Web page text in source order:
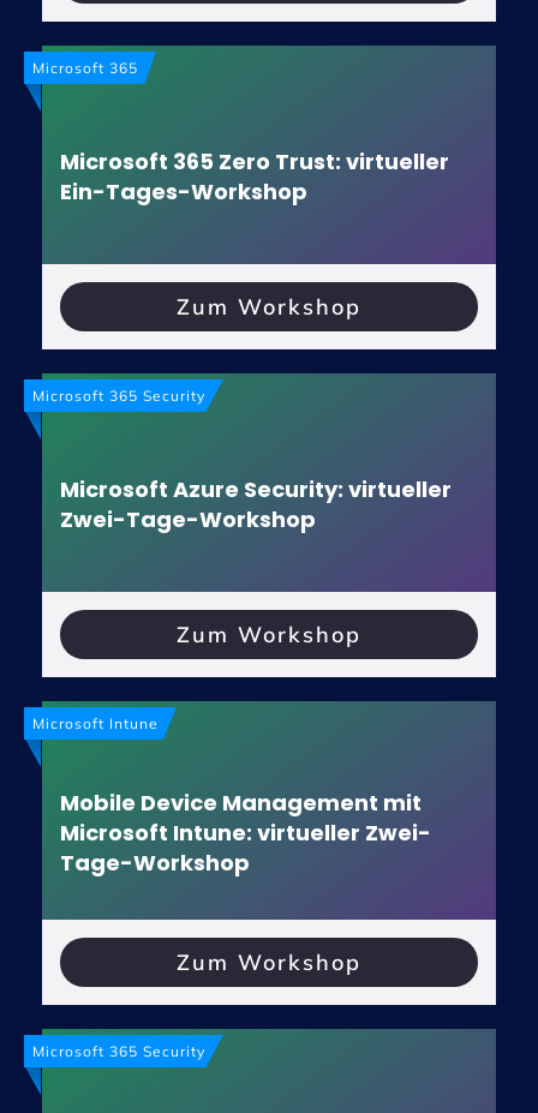
Microsoft 365
Microsoft 365 Zero Trust: virtueller
Ein-Tages-Workshop
Zum Workshop
Microsoft 365 Security
Microsoft Azure Security: virtueller
Zwei-Tage-Workshop
Zum Workshop
Microsoft Intune
Mobile Device Management mit
Microsoft Intune: virtueller Zwei-
Tage-Workshop
Zum Workshop
Microsoft 365 Security